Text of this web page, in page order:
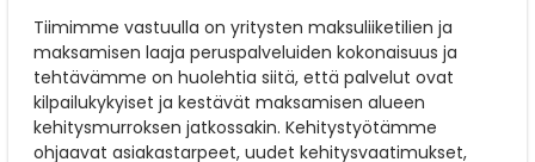
Tiimimme vastuulla on yritysten maksuliiketilien ja
maksamisen laaja peruspalveluiden kokonaisuus ja
tehtävämme on huolehtia siitä, että palvelut ovat
kilpailukykyiset ja kestävät maksamisen alueen
kehitysmurroksen jatkossakin. Kehitystyötämme
ohjaavat asiakastarpeet, uudet kehitysvaatimukset,